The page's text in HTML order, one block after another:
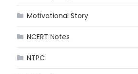
Motivational Story
NCERT Notes
NTPC